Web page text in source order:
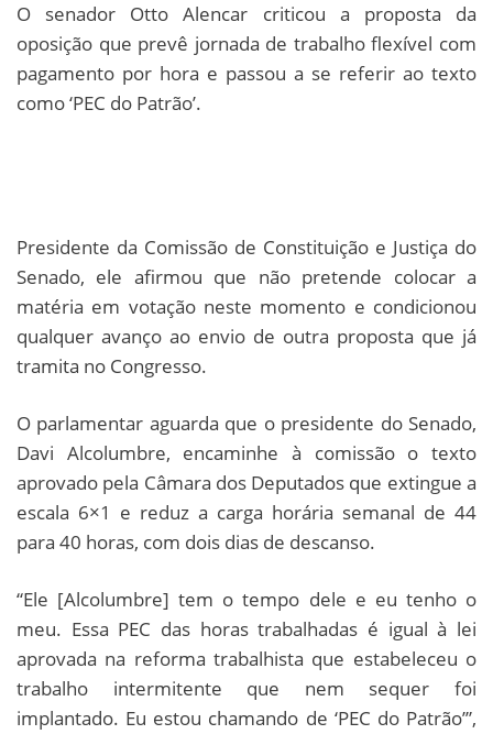
O senador Otto Alencar criticou a proposta da
oposição que prevê jornada de trabalho flexível com
pagamento por hora e passou a se referir ao texto
como ‘PEC do Patrão’.
Presidente da Comissão de Constituição e Justiça do
Senado, ele afirmou que não pretende colocar a
matéria em votação neste momento e condicionou
qualquer avanço ao envio de outra proposta que já
tramita no Congresso.
O parlamentar aguarda que o presidente do Senado,
Davi Alcolumbre, encaminhe à comissão o texto
aprovado pela Câmara dos Deputados que extingue a
escala 6×1 e reduz a carga horária semanal de 44
para 40 horas, com dois dias de descanso.
“Ele [Alcolumbre] tem o tempo dele e eu tenho o
meu. Essa PEC das horas trabalhadas é igual à lei
aprovada na reforma trabalhista que estabeleceu o
trabalho intermitente que nem sequer foi
implantado. Eu estou chamando de ‘PEC do Patrão’”,